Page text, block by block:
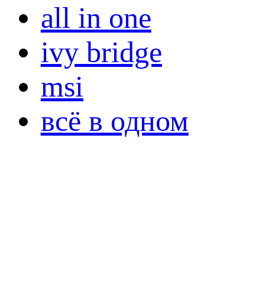
all in one
ivy bridge
msi
всё в одном